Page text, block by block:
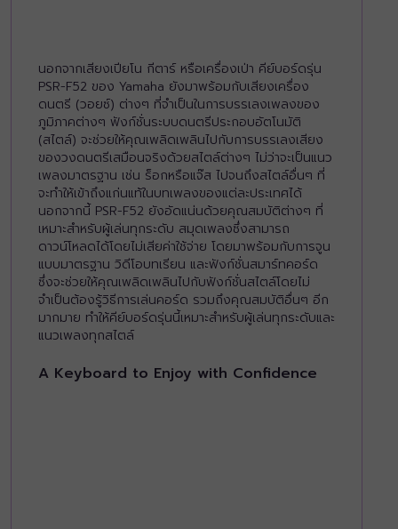
นอกจากเสียงเปียโน กีตาร์ หรือเครื่องเป่า คีย์บอร์ดรุ่น
PSR-F52 ของ Yamaha ยังมาพร้อมกับเสียงเครื่อง
ดนตรี (วอยซ์) ต่างๆ ที่จำเป็นในการบรรเลงเพลงของ
ภูมิภาคต่างๆ ฟังก์ชั่นระบบดนตรีประกอบอัตโนมัติ
(สไตล์) จะช่วยให้คุณเพลิดเพลินไปกับการบรรเลงเสียง
ของวงดนตรีเสมือนจริงด้วยสไตล์ต่างๆ ไม่ว่าจะเป็นแนว
เพลงมาตรฐาน เช่น ร็อกหรือแจ๊ส ไปจนถึงสไตล์อื่นๆ ที่
จะทำให้เข้าถึงแก่นแท้ในบทเพลงของแต่ละประเทศได้
นอกจากนี้ PSR-F52 ยังอัดแน่นด้วยคุณสมบัติต่างๆ ที่
เหมาะสำหรับผู้เล่นทุกระดับ สมุดเพลงซึ่งสามารถ
ดาวน์โหลดได้โดยไม่เสียค่าใช้จ่าย โดยมาพร้อมกับการจูน
แบบมาตรฐาน วิดีโอบทเรียน และฟังก์ชั่นสมาร์ทคอร์ด
ซึ่งจะช่วยให้คุณเพลิดเพลินไปกับฟังก์ชั่นสไตล์โดยไม่
จำเป็นต้องรู้วิธีการเล่นคอร์ด รวมถึงคุณสมบัติอื่นๆ อีก
มากมาย ทำให้คีย์บอร์ดรุ่นนี้เหมาะสำหรับผู้เล่นทุกระดับและ
แนวเพลงทุกสไตล์
A Keyboard to Enjoy with Confidence